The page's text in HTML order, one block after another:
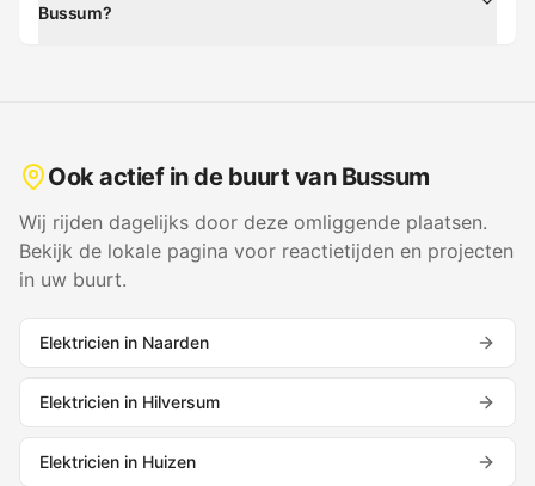
Bussum?
Ook actief in de buurt van Bussum
Wij rijden dagelijks door deze omliggende plaatsen.
Bekijk de lokale pagina voor reactietijden en projecten
in uw buurt.
Elektricien in Naarden
Elektricien in Hilversum
Elektricien in Huizen